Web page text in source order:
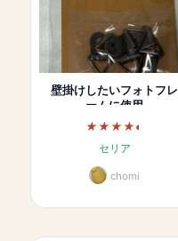
壁掛けしたいフォトフレ
ームに使用
セリア
chomi